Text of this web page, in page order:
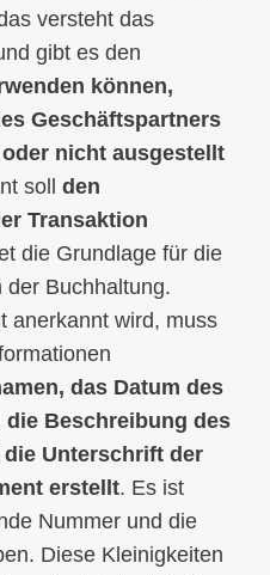
versteht das
gibt es den
können,
Geschäftspartners
nicht ausgestellt
soll den
Transaktion
die Grundlage für die
der Buchhaltung.
anerkannt wird, muss
das Datum des
die Beschreibung des
Unterschrift der
erstellt. Es ist
Nummer und die
Diese Kleinigkeiten